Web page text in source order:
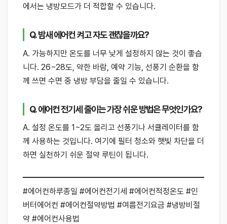
에서는 냉방모드가 더 적합할 수 있습니다.
Q. 밤새 에어컨 켜고 자도 괜찮을까요?
A. 가능하지만 온도를 너무 낮게 설정하지 않는 것이 좋습
니다. 26~28도, 약한 바람, 예약 기능, 선풍기 순환을 함
께 쓰면 수면 중 냉방 부담을 줄일 수 있습니다.
Q. 에어컨 전기세 줄이는 가장 쉬운 방법은 무엇인가요?
A. 설정 온도를 1~2도 올리고 선풍기나 서큘레이터를 함
께 사용하는 것입니다. 여기에 필터 청소와 햇빛 차단을 더
하면 실천하기 쉬운 절약 루틴이 됩니다.
#에어컨하루종일 #에어컨전기세 #에어컨적정온도 #인
버터에어컨 #에어컨절약방법 #여름전기요금 #냉방비절
약 #에어컨사용법